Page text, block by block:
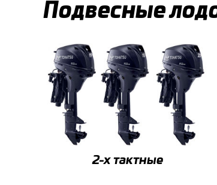
Подвесные
2-x тактные